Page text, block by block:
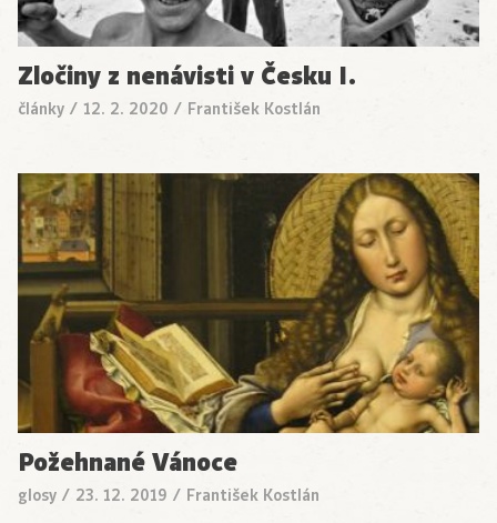
Zločiny z nenávisti v Česku I.
články / 12. 2. 2020 / František Kostlán
Požehnané Vánoce
glosy / 23. 12. 2019 / František Kostlán